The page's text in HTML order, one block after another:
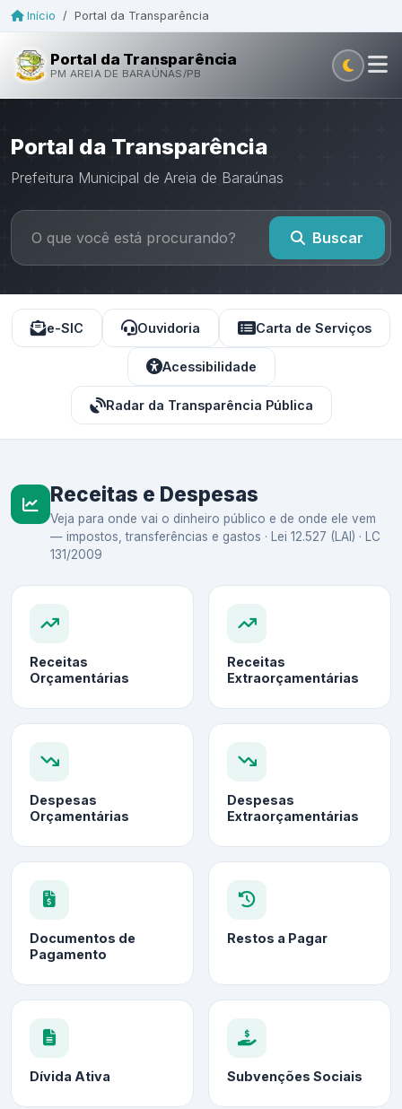
Início / Portal da Transparência
Portal da Transparência
PM AREIA DE BARAÚNAS/PB
Portal da Transparência
Prefeitura Municipal de Areia de Baraúnas
Buscar
e-SIC Ouvidoria Carta de Serviços
Acessibilidade
Radar da Transparência Pública
Receitas e Despesas
Veja para onde vai o dinheiro público e de onde ele vem
— impostos, transferências e gastos · Lei 12.527 (LAI) · LC
131/2009
Receitas
Orçamentárias
Receitas
Extraorçamentárias
Despesas
Orçamentárias
Despesas
Extraorçamentárias
Documentos de
Pagamento
Restos a Pagar
Dívida Ativa Subvenções Sociais